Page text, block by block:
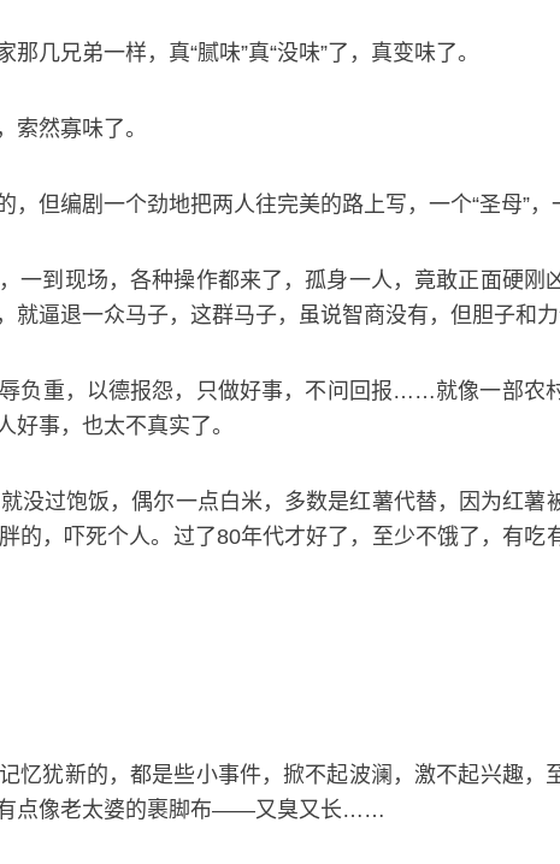
几兄弟一样，真“腻味”真“没味”了，真变味了。
索然寡味了。
但编剧一个劲地把两人往完美的路上写，一个“圣母”，
一到现场，各种操作都来了，孤身一人，竟敢正面硬
逼退一众马子，这群马子，虽说智商没有，但胆子和
负重，以德报怨，只做好事，不问回报……就像一部农
好事，也太不真实了。
没过饱饭，偶尔一点白米，多数是红薯代替，因为红薯
的，吓死个人。过了80年代才好了，至少不饿了，有
忆犹新的，都是些小事件，掀不起波澜，激不起兴趣，
有点像老太婆的裹脚布——又臭又长……